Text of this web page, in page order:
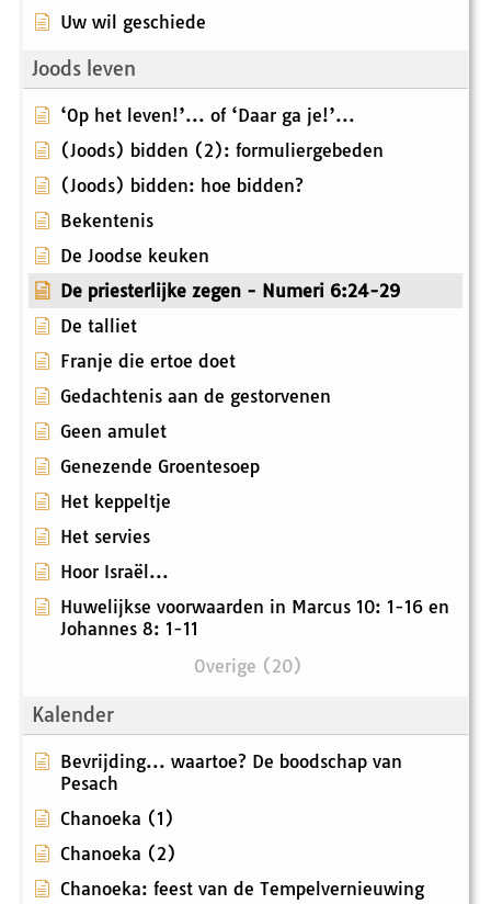
Uw wil geschiede
Joods leven
‘Op het leven!’... of ‘Daar ga je!’...
(Joods) bidden (2): formuliergebeden
(Joods) bidden: hoe bidden?
Bekentenis
De Joodse keuken
De priesterlijke zegen - Numeri 6:24-29
De talliet
Franje die ertoe doet
Gedachtenis aan de gestorvenen
Geen amulet
Genezende Groentesoep
Het keppeltje
Het servies
Hoor Israël...
Huwelijkse voorwaarden in Marcus 10: 1-16 en
Johannes 8: 1-11
Overige (20)
Kalender
Bevrijding... waartoe? De boodschap van
Pesach
Chanoeka (1)
Chanoeka (2)
Chanoeka: feest van de Tempelvernieuwing